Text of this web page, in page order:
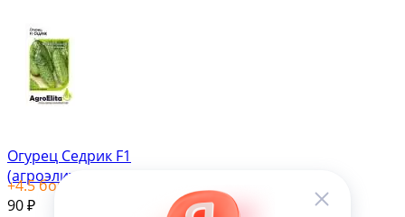
Огурец Седрик F1
(агроэлита) 5 шт
+4.5бонус(ов)
90 ₽